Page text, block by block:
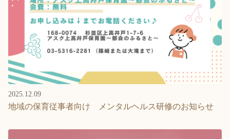
2025.12.09
地域の保育従事者向け メンタルヘルス研修のお知らせ